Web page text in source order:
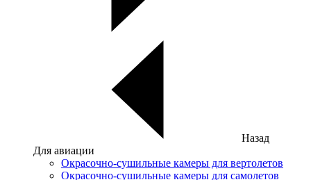
Назад
Для авиации
Окрасочно-сушильные камеры для вертолетов
Окрасочно-сушильные камеры для самолетов